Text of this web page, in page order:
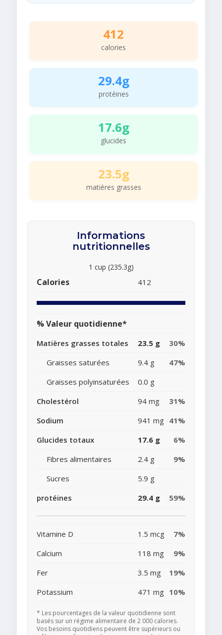
412
calories
29.4g
protéines
17.6g
glucides
23.5g
matières grasses
Informations
nutritionnelles
1 cup (235.3g)
Calories 412
% Valeur quotidienne*
Matières grasses totales 23.5 g
30%
Graisses saturées
9.4 g
47%
Graisses polyinsaturées
0.0 g
Cholestérol
94 mg
31%
Sodium
941 mg 41%
Glucides totaux
17.6 g
6%
Fibres alimentaires
2.4 g
9%
Sucres
5.9 g
protéines
29.4 g 59%
Vitamine D 1.5 mcg
7%
Calcium
118 mg
9%
Fer
3.5 mg
19%
Potassium
471 mg 10%
* Les pourcentages de la valeur quotidienne sont
basés sur un régime alimentaire de 2 000 calories.
Vos besoins quotidiens peuvent être supérieurs ou